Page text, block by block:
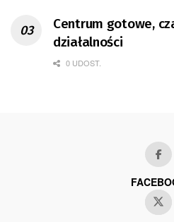
Centrum gotowe,
działalności
0 UDOST.